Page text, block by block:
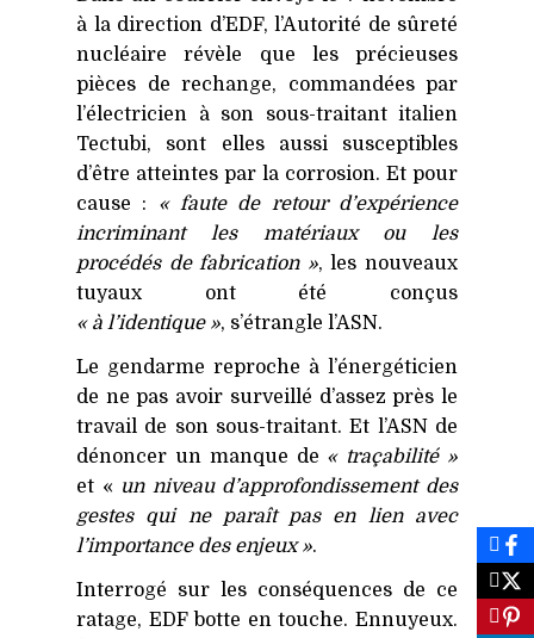
à la direction d’EDF, l’Autorité de sûreté
nucléaire révèle que les précieuses
pièces de rechange, commandées par
l’électricien à son sous-traitant italien
Tectubi, sont elles aussi susceptibles
d’être atteintes par la corrosion. Et pour
cause : « faute de retour d’expérience
incriminant les matériaux ou les
procédés de fabrication », les nouveaux
tuyaux ont été conçus
« à l’identique », s’étrangle l’ASN.
Le gendarme reproche à l’énergéticien
de ne pas avoir surveillé d’assez près le
travail de son sous-traitant. Et l’ASNde
dénoncer un manque de « traçabilité »
et « un niveau d’approfondissement des
gestes qui ne paraît pas en lien avec
l’importance des enjeux ».
Interrogé sur les conséquences de ce
ratage, EDFbotte en touche. Ennuyeux.